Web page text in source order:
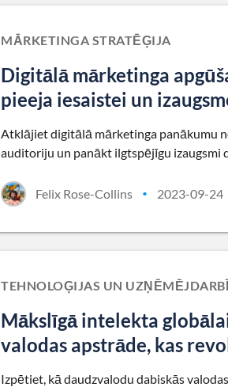
MĀRKETINGA STRATĒĢIJA
Digitālā mārketinga
pieeja iesaistei un
Atklājiet digitālā mārketinga panākumu
auditoriju un panākt ilgtspējīgu izaugsmi
Felix Rose-Collins • 2023-09-24
TEHNOLOĢIJAS UN
Mākslīgā intelekta
valodas apstrāde, kas
Izpētiet, kā daudzvalodu dabiskās